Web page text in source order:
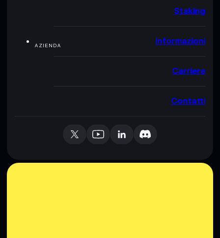
Staking
AZIENDA Informazioni
Carriere
Contatti